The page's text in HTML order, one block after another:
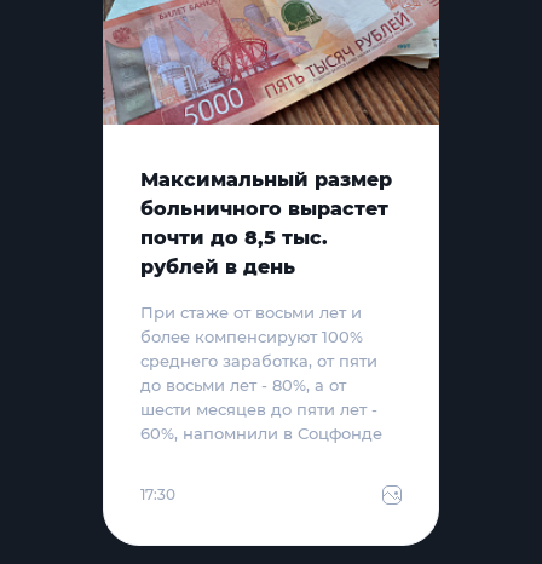
Максимальный размер
больничного вырастет
почти до 8,5 тыс.
рублей в день
При стаже от восьми лет и
более компенсируют 100%
среднего заработка, от пяти
до восьми лет - 80%, а от
шести месяцев до пяти лет -
60%, напомнили в Соцфонде
17:30